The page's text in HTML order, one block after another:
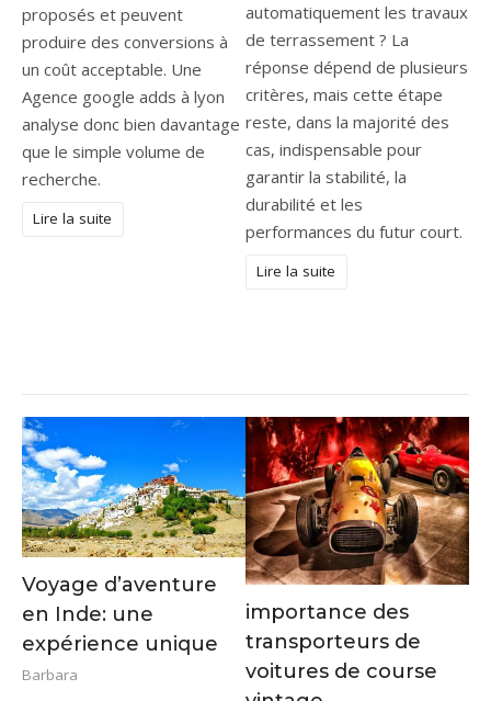
proposés et peuvent
produire des conversions à
un coût acceptable. Une
Agence google adds à lyon
analyse donc bien davantage
que le simple volume de
recherche.
Lire la suite
automatiquement les travaux
de terrassement ? La
réponse dépend de plusieurs
critères, mais cette étape
reste, dans la majorité des
cas, indispensable pour
garantir la stabilité, la
durabilité et les
performances du futur court.
Lire la suite
Voyage d’aventure
en Inde: une
expérience unique
Barbara
importance des
transporteurs de
voitures de course